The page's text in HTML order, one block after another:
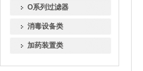
O系列过滤器
消毒设备类
加药装置类